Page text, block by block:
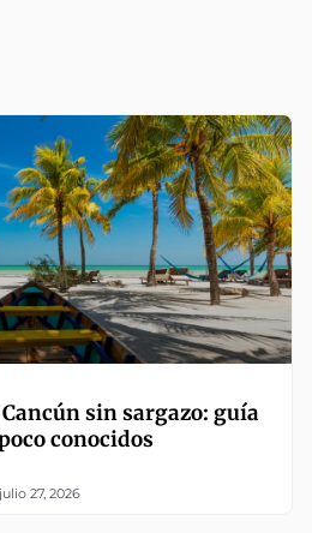
sin sargazo: guía
conocidos
julio 27, 2026